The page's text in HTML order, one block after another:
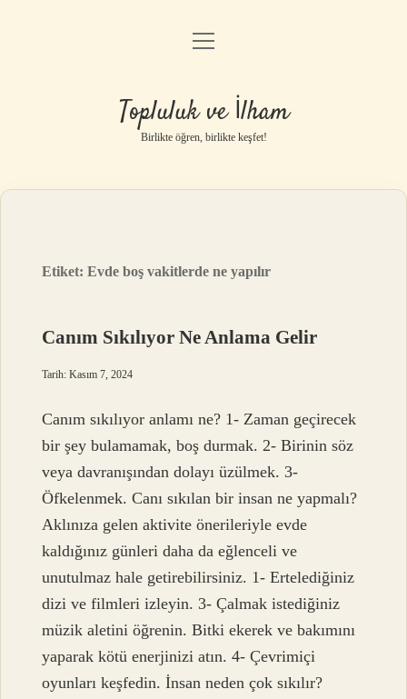
Anasayfa
Gizlilik Politikası
Yasal Uyarı
menüyü
Topluluk ve İlham
Birlikte öğren, birlikte keşfet!
Etiket:Evde boş vakitlerde ne yapılır
Canım Sıkılıyor Ne Anlama Gelir
Tarih: Kasım 7, 2024
Canım sıkılıyor anlamı ne? 1- Zaman geçirecek
bir şey bulamamak, boş durmak. 2- Birinin söz
veya davranışından dolayı üzülmek. 3-
Öfkelenmek. Canı sıkılan bir insan ne yapmalı?
Aklınıza gelen aktivite önerileriyle evde
kaldığınız günleri daha da eğlenceli ve
unutulmaz hale getirebilirsiniz. 1- Ertelediğiniz
dizi ve filmleri izleyin. 3- Çalmak istediğiniz
müzik aletini öğrenin. Bitki ekerek ve bakımını
yaparak kötü enerjinizi atın. 4- Çevrimiçi
oyunları keşfedin. İnsan neden çok sıkılır?